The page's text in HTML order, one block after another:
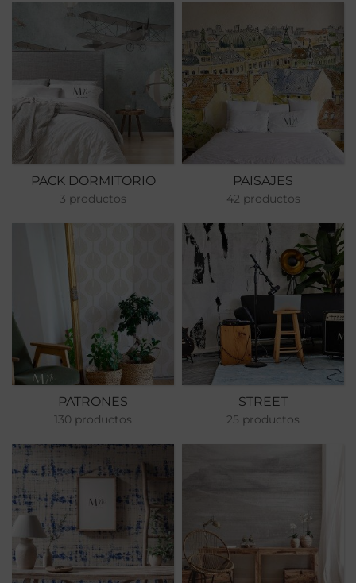
PACK DORMITORIO
3 productos
PAISAJES
42 productos
PATRONES
130 productos
STREET
25 productos